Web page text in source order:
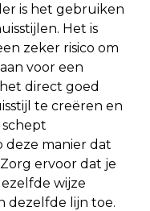
is het gebruiken
Het is
zeker risico om
voor een
direct goed
te creëren en
schept
deze manier dat
ervoor dat je
wijze
dezelfde lijn toe.